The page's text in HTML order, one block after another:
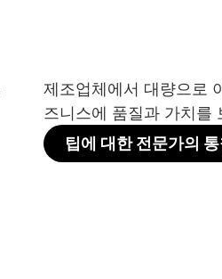
제조업체에서 대량으로
즈니스에 품질과 가치를
팁에 대한 전문가의